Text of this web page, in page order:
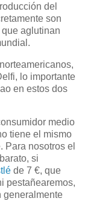
del
son
aglutinan
lo importante
en estos dos
medio
tiene el mismo
Para nosotros el
si
de 7 €, que
pestañearemos,
generalmente